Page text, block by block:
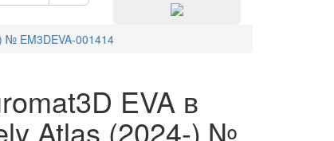
№ EM3DEVA-001414
EVA в
Atlas (2024-) №